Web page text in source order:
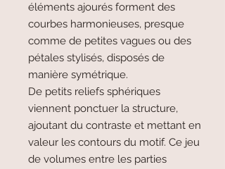
éléments ajourés forment des
courbes harmonieuses, presque
comme de petites vagues ou des
pétales stylisés, disposés de
manière symétrique.
De petits reliefs sphériques
viennent ponctuer la structure,
ajoutant du contraste et mettant en
valeur les contours du motif. Ce jeu
de volumes entre les parties